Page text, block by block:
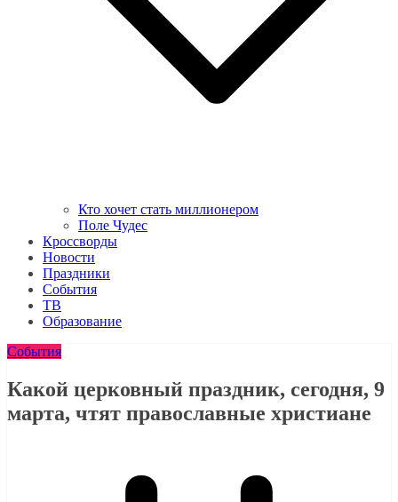
Кто хочет стать миллионером
Поле Чудес
Кроссворды
Новости
Праздники
События
ТВ
Образование
События
Какой церковный праздник, сегодня, 9
марта, чтят православные христиане